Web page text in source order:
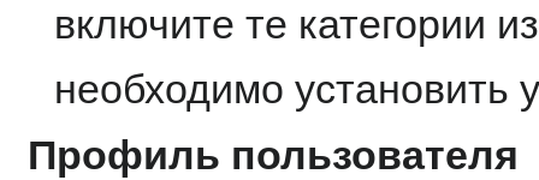
включите те категории
необходимо установить
Профиль пользователя